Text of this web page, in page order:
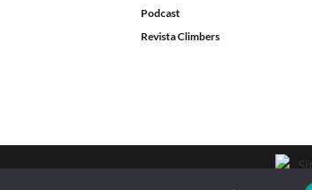
Podcast
Revista Climbers